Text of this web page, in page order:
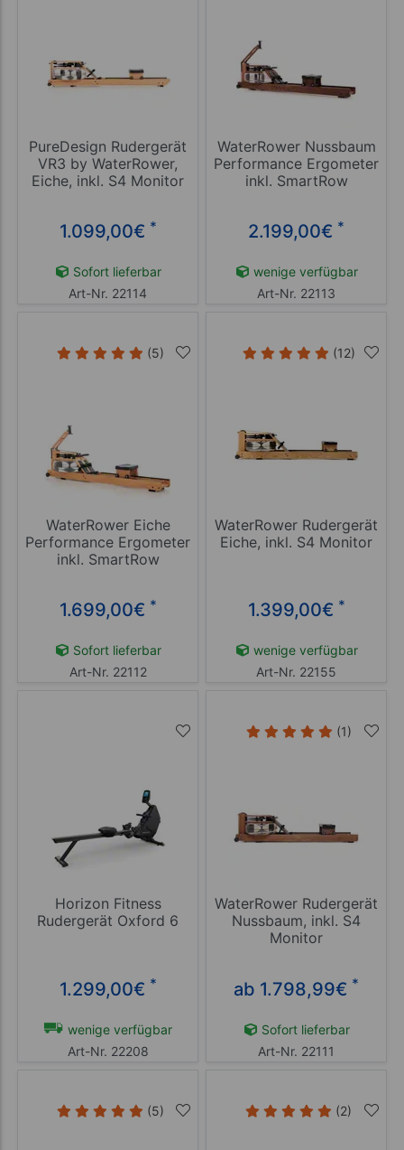
PureDesign Rudergerät
VR3 by WaterRower,
Eiche, inkl. S4 Monitor
1.099,00€ *
Sofort lieferbar
Art-Nr. 22114
WaterRower Nussbaum
Performance Ergometer
inkl. SmartRow
2.199,00€ *
wenige verfügbar
Art-Nr. 22113
(5)
WaterRower Eiche
Performance Ergometer
inkl. SmartRow
1.699,00€ *
Sofort lieferbar
Art-Nr. 22112
(12)
WaterRower Rudergerät
Eiche, inkl. S4 Monitor
1.399,00€ *
wenige verfügbar
Art-Nr. 22155
Horizon Fitness
Rudergerät Oxford 6
1.299,00€ *
wenige verfügbar
Art-Nr. 22208
(1)
WaterRower Rudergerät
Nussbaum, inkl. S4
Monitor
ab 1.798,99€ *
Sofort lieferbar
Art-Nr. 22111
(5) (2)